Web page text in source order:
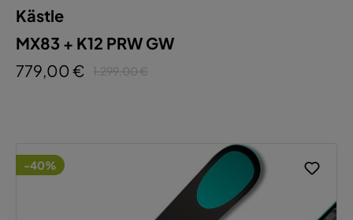
Kästle
MX83 + K12 PRW GW
779,00 €
1.299,00 €
-40%